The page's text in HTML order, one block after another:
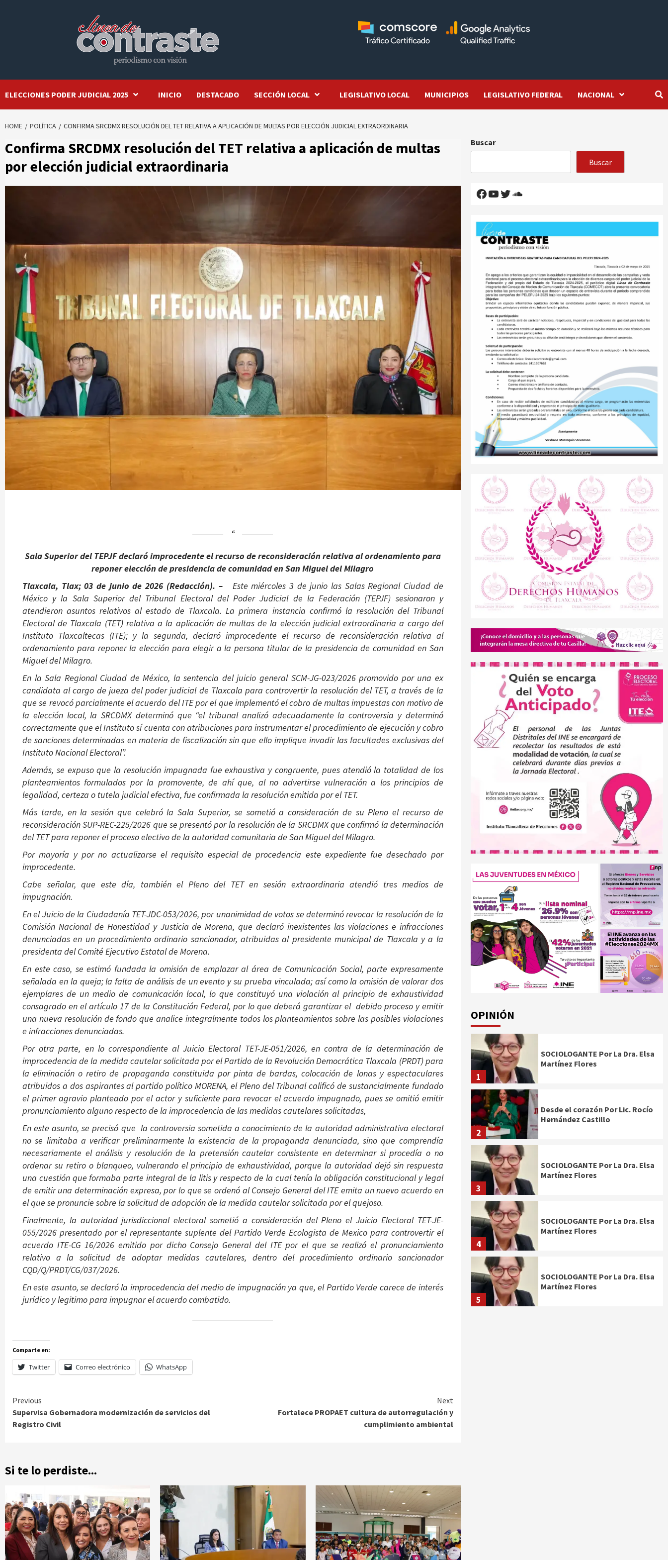
ELECCIONES PODER JUDICIAL 2025 INICIO DESTACADO SECCIÓN LOCAL LEGISLATIVO LOCAL MUNICIPIOS LEGISLATIVO FEDERAL NACIONAL
HOME POLÍTICA CONFIRMA SRCDMX RESOLUCIÓN DEL TET RELATIVA A APLICACIÓN DE MULTAS POR ELECCIÓN JUDICIAL EXTRAORDINARIA
Confirma SRCDMX resolución del TET relativa a aplicación de multas
por elección judicial extraordinaria
Sala Superior del TEPJF declaró improcedente el recurso de reconsideración relativa al ordenamiento para
reponer elección de presidencia de comunidad en San Miguel del Milagro
Tlaxcala, Tlax; 03 de junio de 2026 (Redacción). –Este miércoles 3 de junio las Salas Regional Ciudad de
México y la Sala Superior del Tribunal Electoral del Poder Judicial de la Federación (TEPJF) sesionaron y
atendieron asuntos relativos al estado de Tlaxcala. La primera instancia confirmó la resolución del Tribunal
Electoral de Tlaxcala (TET) relativa a la aplicación de multas de la elección judicial extraordinaria a cargo del
Instituto Tlaxcaltecas (ITE); y la segunda, declaró improcedente el recurso de reconsideración relativa al
ordenamiento para reponer la elección para elegir a la persona titular de la presidencia de comunidad en San
Miguel del Milagro.
En la Sala Regional Ciudad de México, la sentencia del juicio general SCM-JG-023/2026 promovido por una ex
candidata al cargo de jueza del poder judicial de Tlaxcala para controvertir la resolución del TET, a través de la
que se revocó parcialmente el acuerdo del ITE por el que implementó el cobro de multas impuestas con motivo de
la elección local, la SRCDMX determinó que “el tribunal analizó adecuadamente la controversia y determinó
correctamente que el Instituto sí cuenta con atribuciones para instrumentar el procedimiento de ejecución y cobro
de sanciones determinadas en materia de fiscalización sin que ello implique invadir las facultades exclusivas del
Instituto Nacional Electoral”.
Además, se expuso que la resolución impugnada fue exhaustiva y congruente, pues atendió la totalidad de los
planteamientos formulados por la promovente, de ahí que, al no advertirse vulneración a los principios de
legalidad, certeza o tutela judicial efectiva, fue confirmada la resolución emitida por el TET.
Más tarde, en la sesión que celebró la Sala Superior, se sometió a consideración de su Pleno el recurso de
reconsideración SUP-REC-225/2026 que se presentó por la resolución de la SRCDMX que confirmó la determinación
del TET para reponer el proceso electivo de la autoridad comunitaria de San Miguel del Milagro.
Por mayoría y por no actualizarse el requisito especial de procedencia este expediente fue desechado por
improcedente.
Cabe señalar, que este día, también el Pleno del TET en sesión extraordinaria atendió tres medios de
impugnación.
En el Juicio de la Ciudadanía TET-JDC-053/2026, por unanimidad de votos se determinó revocar la resolución de la
Comisión Nacional de Honestidad y Justicia de Morena, que declaró inexistentes las violaciones e infracciones
denunciadas en un procedimiento ordinario sancionador, atribuidas al presidente municipal de Tlaxcala y a la
presidenta del Comité Ejecutivo Estatal de Morena.
En este caso, se estimó fundada la omisión de emplazar al área de Comunicación Social, parte expresamente
señalada en la queja; la falta de análisis de un evento y su prueba vinculada; así como la omisión de valorar dos
ejemplares de un medio de comunicación local, lo que constituyó una violación al principio de exhaustividad
consagrado en el artículo 17 de la Constitución Federal, por lo que deberá garantizar el debido proceso y emitir
una nueva resolución de fondo que analice integralmente todos los planteamientos sobre las posibles violaciones
e infracciones denunciadas.
Por otra parte, en lo correspondiente al Juicio Electoral TET-JE-051/2026, en contra de la determinación de
improcedencia de la medida cautelar solicitada por el Partido de la Revolución Democrática Tlaxcala (PRDT) para
la eliminación o retiro de propaganda constituida por pinta de bardas, colocación de lonas y espectaculares
atribuidos a dos aspirantes al partido político MORENA, el Pleno del Tribunal calificó de sustancialmente fundado
el primer agravio planteado por el actor y suficiente para revocar el acuerdo impugnado, pues se omitió emitir
pronunciamiento alguno respecto de la improcedencia de las medidas cautelares solicitadas,
En este asunto, se precisó que la controversia sometida a conocimiento de la autoridad administrativa electoral
no se limitaba a verificar preliminarmente la existencia de la propaganda denunciada, sino que comprendía
necesariamente el análisis y resolución de la pretensión cautelar consistente en determinar si procedía o no
ordenar su retiro o blanqueo, vulnerando el principio de exhaustividad, porque la autoridad dejó sin respuesta
una cuestión que formaba parte integral de la litis y respecto de la cual tenía la obligación constitucional y legal
de emitir una determinación expresa, por lo que se ordenó al Consejo General del ITE emita un nuevo acuerdo en
el que se pronuncie sobre la solicitud de adopción de la medida cautelar solicitada por el quejoso.
Finalmente, la autoridad jurisdiccional electoral sometió a consideración del Pleno el Juicio Electoral TET-JE-
055/2026 presentado por el representante suplente del Partido Verde Ecologista de Mexico para controvertir el
acuerdo ITE-CG 16/2026 emitido por dicho Consejo General del ITE por el que se realizó el pronunciamiento
relativo a la solicitud de adoptar medidas cautelares, dentro del procedimiento ordinario sancionador
CQD/Q/PRDT/CG/037/2026.
En este asunto, se declaró la improcedencia del medio de impugnación ya que, el Partido Verde carece de interés
jurídico y legitimo para impugnar el acuerdo combatido.
Comparte en:
Twitter Correo electrónico WhatsApp
Continue
Reading
Previous
Supervisa Gobernadora modernización de servicios del
Registro Civil
Next
Fortalece PROPAET cultura de autorregulación y
cumplimiento ambiental
Si te lo perdiste...
Buscar
Buscar
Facebook
YouTube
Twitter
SoundCloud
OPINIÓN
1
SOCIOLOGANTE Por La Dra. Elsa
Martínez Flores
2
Desde el corazón Por Lic. Rocío
Hernández Castillo
3
SOCIOLOGANTE Por La Dra. Elsa
Martínez Flores
4
SOCIOLOGANTE Por La Dra. Elsa
Martínez Flores
5
SOCIOLOGANTE Por La Dra. Elsa
Martínez Flores